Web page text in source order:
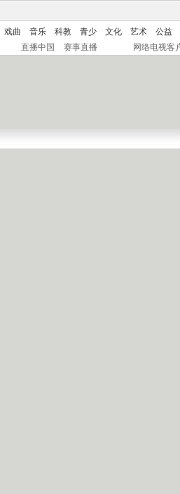
戏曲 音乐 科教 青少 文化 艺术 公益
直播中国 赛事直播 网络电视客